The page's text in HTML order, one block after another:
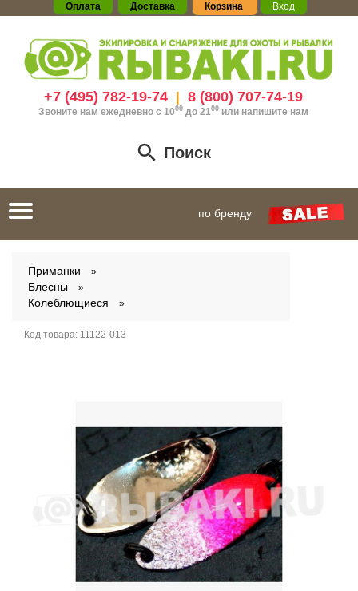
Оплата Доставка Корзина Вход
+7 (495) 782-19-74| 8 (800) 707-74-19
Звоните нам ежедневно с 1000до 21 00 или напишите нам
Поиск
Toggle
navigation
по бренду
Приманки
Блесны
Колеблющиеся
Код товара: 11122-013